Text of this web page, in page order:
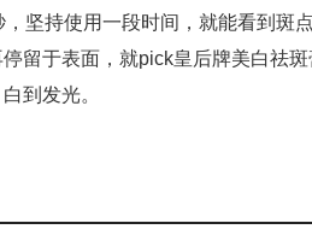
坚持使用一段时间，就能看到斑
留于表面，就pick皇后牌美白祛
到发光。